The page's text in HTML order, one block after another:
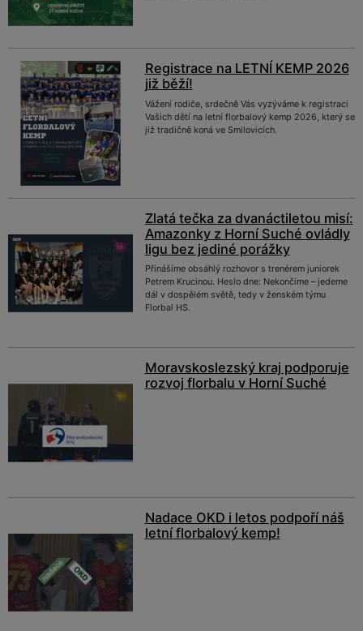
Registrace na LETNÍ KEMP 2026
již běží!
Vážení rodiče, srdečně Vás vyzýváme k registraci
Vašich dětí na letní florbalový kemp 2026, který se
již tradičně koná ve Smilovicích.
Zlatá tečka za dvanáctiletou misí:
Amazonky z Horní Suché ovládly
ligu bez jediné porážky
Přinášíme obsáhlý rozhovor s trenérem juniorek
Petrem Krucinou. Heslo dne: Nekončíme – jedeme
dál v dospělém světě, tedy v ženském týmu
Florbal HS.
Moravskoslezský kraj podporuje
rozvoj florbalu v Horní Suché
Nadace OKD i letos podpoří náš
letní florbalový kemp!